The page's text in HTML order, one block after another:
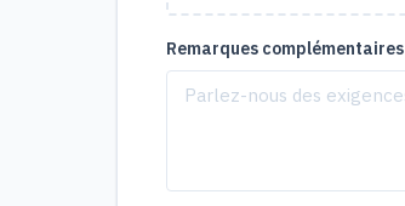
Remarques complémentaires